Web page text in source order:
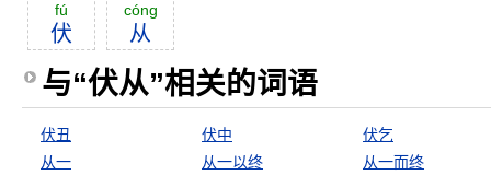
fú
伏
cóng
从
与“伏从”相关的词语
伏丑 伏中
伏乞
从一
从一以终 从一而终